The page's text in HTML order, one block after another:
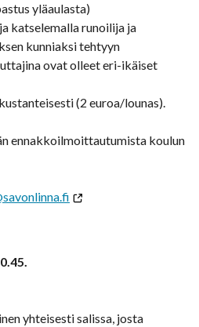
yläaulasta)
katselemalla runoilija ja
kunniaksi tehtyyn
ovat olleet eri-ikäiset
(2 euroa/lounas).
ennakkoilmoittautumista koulun
yhteisesti salissa, josta